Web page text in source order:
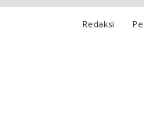
Redaksi